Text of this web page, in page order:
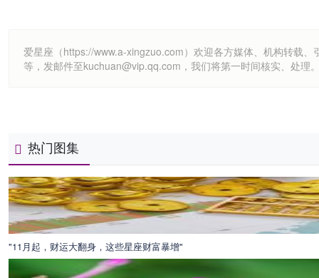
爱星座（https://www.a-xingzuo.com）欢迎各方媒体、机构转载
等，发邮件至kuchuan@vip.qq.com，我们将第一时间核实、处理
热门图集
"11月起，财运大翻身，这些星座财富暴增"